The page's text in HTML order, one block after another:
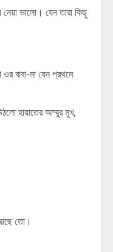
ভালো। যেন তারা কিছু
বাবা-মা যেন প্রথমে
হায়াতের আম্মুর মুখ,
তো।